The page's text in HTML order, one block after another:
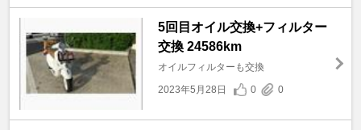
5回目オイル交換+フィルター
交換 24586km
オイルフィルターも交換
2023年5月28日
0 0